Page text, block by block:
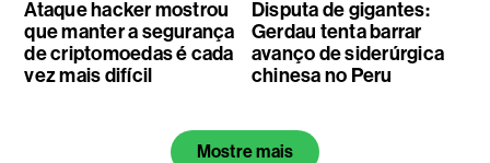
Ataque hacker mostrou
que manter a segurança
de criptomoedas é cada
vez mais difícil
Disputa de gigantes:
Gerdau tenta barrar
avanço de siderúrgica
chinesa no Peru
Mostre mais